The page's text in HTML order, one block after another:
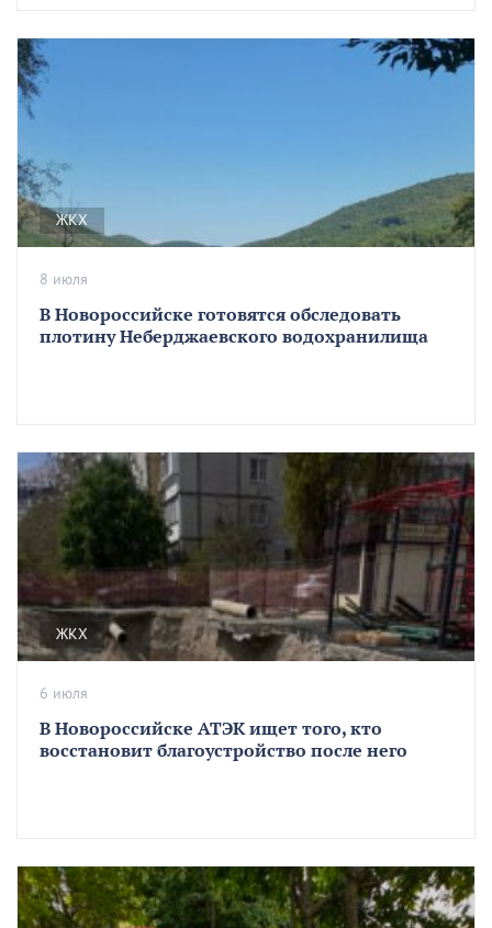
ЖКХ
В Новороссийске готовятся обследовать
плотину Неберджаевского водохранилища
8 июля
ЖКХ
В Новороссийске АТЭК ищет того, кто
восстановит благоустройство после него
6 июля